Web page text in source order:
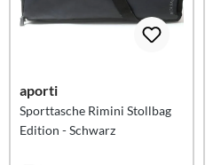
aporti
Sporttasche Rimini Stollbag
Edition - Schwarz